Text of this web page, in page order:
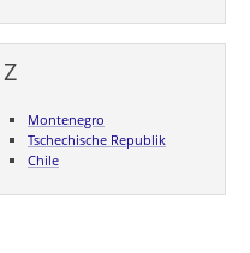
Z
Montenegro
Tschechische Republik
Chile